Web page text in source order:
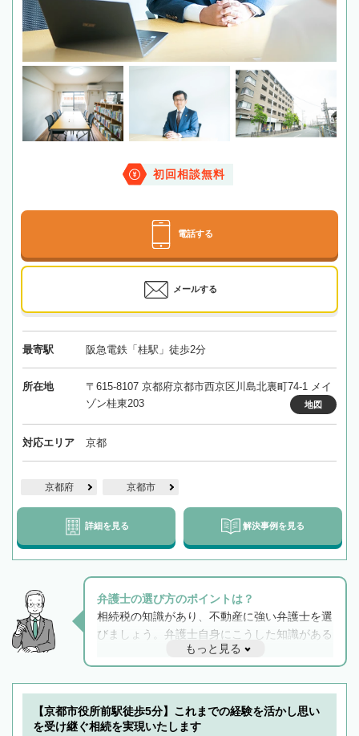
初回相談無料
電話する
メールする
最寄駅 阪急電鉄「桂駅」徒歩2分
所在地
〒615-8107 京都府京都市西京区川島北裏町74-1 メイ
ゾン桂東203
地図
対応エリア 京都
京都府 京都市
詳細を見る 解決事例を見る
弁護士の選び方のポイントは？
相続税の知識があり、不動産に強い弁護士を選
びましょう。弁護士自身にこうした知識がある
と他士業との連携もスムーズに進み、トラブル
解決のみならず相続をトータルで任せることが
できます。また、相続は感情がからむ分野なの
でフィーリングも重要です。実際に電話や面談
で複数の弁護士と会話をしてウマが合う方に依
もっと見る
【京都市役所前駅徒歩5分】これまでの経験を活かし思い
を受け継ぐ相続を実現いたします